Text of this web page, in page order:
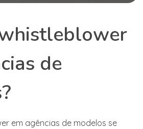
de
em agências de modelos se